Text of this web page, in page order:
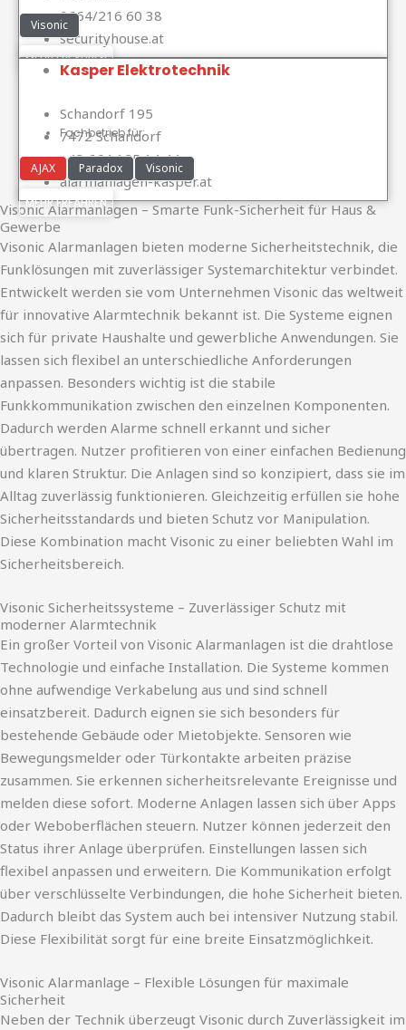
0664/216 60 38
securityhouse.at
Visonic
MEHR ERFAHREN
Kasper Elektrotechnik
Schandorf 195
7472 Schandorf
+43 664 125 14 44
alarmanlagen-kasper.at
Fachbetrieb für:
AJAX Paradox Visonic
MEHR ERFAHREN
Visonic Alarmanlagen – Smarte Funk-Sicherheit für Haus &
Gewerbe
Visonic Alarmanlagen bieten moderne Sicherheitstechnik, die
Funklösungen mit zuverlässiger Systemarchitektur verbindet.
Entwickelt werden sie vom Unternehmen Visonic das weltweit
für innovative Alarmtechnik bekannt ist. Die Systeme eignen
sich für private Haushalte und gewerbliche Anwendungen. Sie
lassen sich flexibel an unterschiedliche Anforderungen
anpassen. Besonders wichtig ist die stabile
Funkkommunikation zwischen den einzelnen Komponenten.
Dadurch werden Alarme schnell erkannt und sicher
übertragen. Nutzer profitieren von einer einfachen Bedienung
und klaren Struktur. Die Anlagen sind so konzipiert, dass sie im
Alltag zuverlässig funktionieren. Gleichzeitig erfüllen sie hohe
Sicherheitsstandards und bieten Schutz vor Manipulation.
Diese Kombination macht Visonic zu einer beliebten Wahl im
Sicherheitsbereich.
Visonic Sicherheitssysteme – Zuverlässiger Schutz mit
moderner Alarmtechnik
Ein großer Vorteil von Visonic Alarmanlagen ist die drahtlose
Technologie und einfache Installation. Die Systeme kommen
ohne aufwendige Verkabelung aus und sind schnell
einsatzbereit. Dadurch eignen sie sich besonders für
bestehende Gebäude oder Mietobjekte. Sensoren wie
Bewegungsmelder oder Türkontakte arbeiten präzise
zusammen. Sie erkennen sicherheitsrelevante Ereignisse und
melden diese sofort. Moderne Anlagen lassen sich über Apps
oder Weboberflächen steuern. Nutzer können jederzeit den
Status ihrer Anlage überprüfen. Einstellungen lassen sich
flexibel anpassen und erweitern. Die Kommunikation erfolgt
über verschlüsselte Verbindungen, die hohe Sicherheit bieten.
Dadurch bleibt das System auch bei intensiver Nutzung stabil.
Diese Flexibilität sorgt für eine breite Einsatzmöglichkeit.
Visonic Alarmanlage – Flexible Lösungen für maximale
Sicherheit
Neben der Technik überzeugt Visonic durch Zuverlässigkeit im